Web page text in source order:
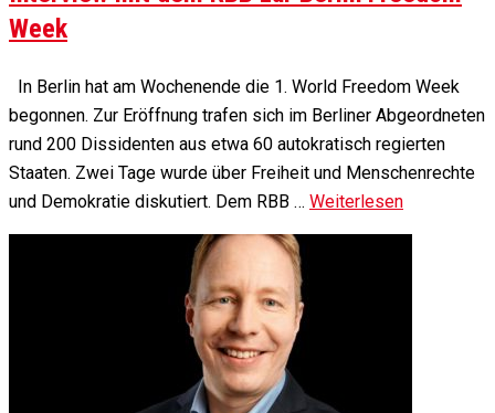
Week
In Berlin hat am Wochenende die 1. World Freedom Week
begonnen. Zur Eröffnung trafen sich im Berliner Abgeordneten
rund 200 Dissidenten aus etwa 60 autokratisch regierten
Staaten. Zwei Tage wurde über Freiheit und Menschenrechte
und Demokratie diskutiert. Dem RBB … Weiterlesen